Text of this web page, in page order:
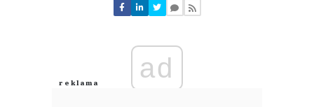
Nie znaleziono komentarzy
Zostaw swoje komentarze
Anuluj
ad